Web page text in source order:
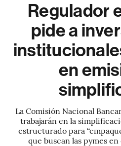
Regulador
pide a
en
La Comisión Nacional
trabajarán en la
estructurado para
que buscan las pymes